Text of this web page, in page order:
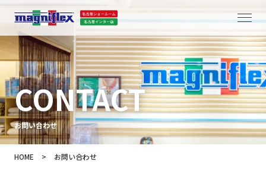
CONTACT
お問い合わせ
HOME > お問い合わせ